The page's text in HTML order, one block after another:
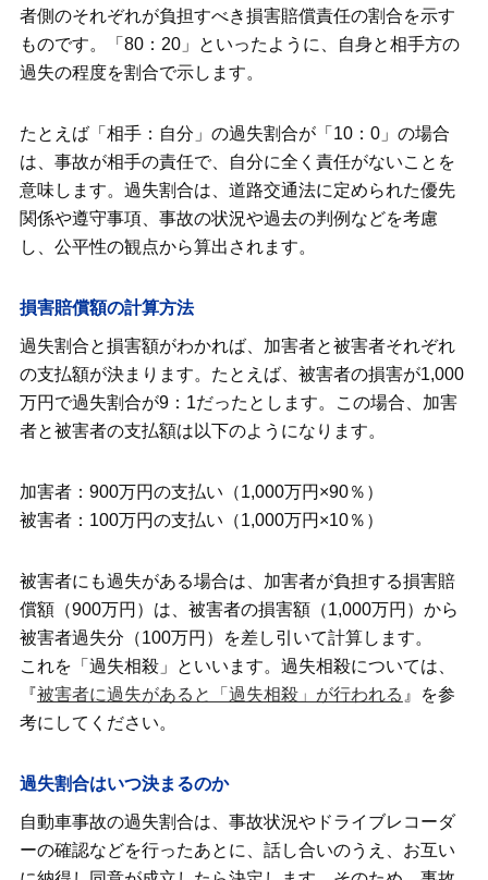
被害者に過失があると「過失相殺」が行
われる
過失割合を主張するために必要なもの
事故の示談交渉は自動車保険の専任担当
者に依頼できる
者側のそれぞれが負担すべき損害賠償責任の割合を示す
ものです。「80：20」といったように、自身と相手方の
過失の程度を割合で示します。
たとえば「相手：自分」の過失割合が「10：0」の場合
は、事故が相手の責任で、自分に全く責任がないことを
意味します。過失割合は、道路交通法に定められた優先
関係や遵守事項、事故の状況や過去の判例などを考慮
し、公平性の観点から算出されます。
損害賠償額の計算方法
過失割合と損害額がわかれば、加害者と被害者それぞれ
の支払額が決まります。たとえば、被害者の損害が1,000
万円で過失割合が9：1だったとします。この場合、加害
者と被害者の支払額は以下のようになります。
加害者：900万円の支払い（1,000万円×90％）
被害者：100万円の支払い（1,000万円×10％）
被害者にも過失がある場合は、加害者が負担する損害賠
償額（900万円）は、被害者の損害額（1,000万円）から
被害者過失分（100万円）を差し引いて計算します。
これを「過失相殺」といいます。過失相殺については、
『被害者に過失があると「過失相殺」が行われる 』を参
考にしてください。
過失割合はいつ決まるのか
自動車事故の過失割合は、事故状況やドライブレコーダ
ーの確認などを行ったあとに、話し合いのうえ、お互い